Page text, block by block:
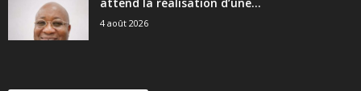
4 août 2026